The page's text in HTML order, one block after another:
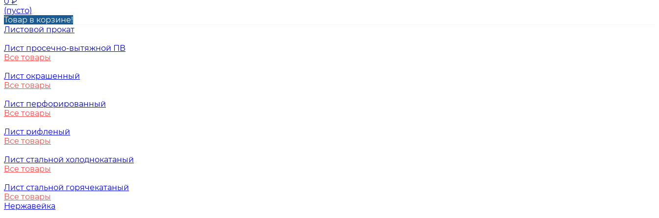
(пусто)
Товар в корзине!
Листовой прокат
Лист просечно-вытяжной ПВ
Все товары
Лист окрашенный
Все товары
Лист перфорированный
Все товары
Лист рифленый
Все товары
Лист стальной холоднокатаный
Все товары
Лист стальной горячекатаный
Все товары
Нержавейка